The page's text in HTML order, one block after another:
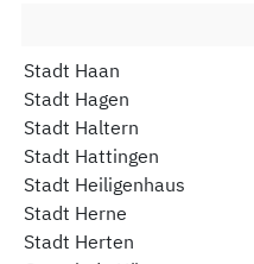
Stadt Haan
Stadt Hagen
Stadt Haltern
Stadt Hattingen
Stadt Heiligenhaus
Stadt Herne
Stadt Herten